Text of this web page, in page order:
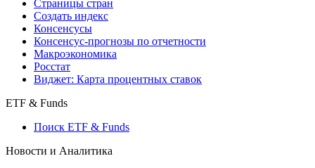
Страницы стран
Создать индекс
Консенсусы
Консенсус-прогнозы по отчетности
Макроэкономика
Росстат
Виджет: Карта процентных ставок
ETF & Funds
Поиск ETF & Funds
Новости и Аналитика